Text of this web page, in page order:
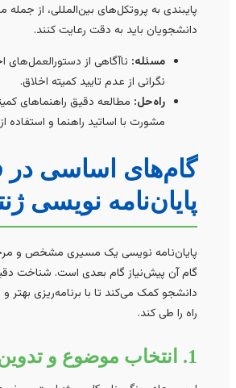
پایبندی به پروتکل‌های بین‌المللی، از جمله
دانشجویان باید به دقت رعایت کنند.
مسئله:ناآگاهی از دستورالعمل‌های
نگرانی از عدم تایید کمیته اخلاق.
راه‌حل:مطالعه دقیق راهنماهای کمیته
مشورت با اساتید راهنما و استفاده از
گام‌های اساسی در
پایان‌نامه نویسی
پایان‌نامه نویسی یک مسیری مشخص و
گام آن پیش‌نیاز گام بعدی است. شناخت دقیق
دانشجو کمک می‌کند تا با برنامه‌ریزی بهتر و
راه را طی کند.